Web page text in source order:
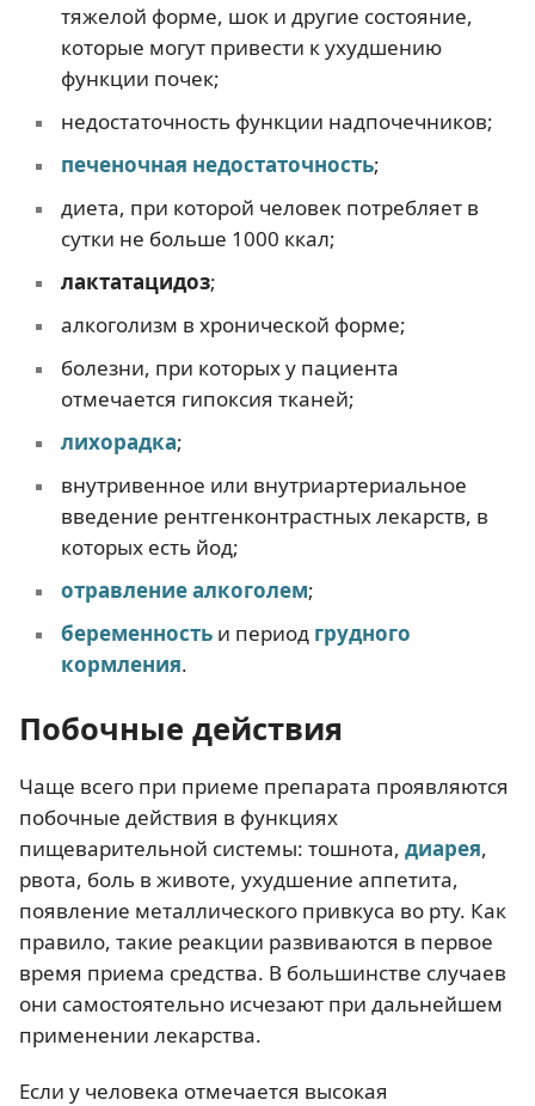
тяжелой форме, шок и другие состояние,
которые могут привести к ухудшению
функции почек;
недостаточность функции надпочечников;
печеночная недостаточность;
диета, при которой человек потребляет в
сутки не больше 1000 ккал;
лактатацидоз;
алкоголизм в хронической форме;
болезни, при которых у пациента
отмечается гипоксия тканей;
лихорадка;
внутривенное или внутриартериальное
введение рентгенконтрастных лекарств, в
которых есть йод;
отравление алкоголем;
беременностьи период грудного
кормления.
Побочные действия
Чаще всего при приеме препарата проявляются
побочные действия в функциях
пищеварительной системы: тошнота, диарея,
рвота, боль в животе, ухудшение аппетита,
появление металлического привкуса во рту. Как
правило, такие реакции развиваются в первое
время приема средства. В большинстве случаев
они самостоятельно исчезают при дальнейшем
применении лекарства.
Если у человека отмечается высокая